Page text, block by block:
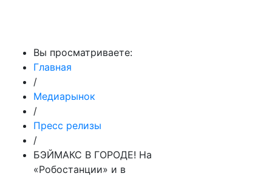
Вы просматриваете:
Главная
/
Медиарынок
/
Пресс релизы
/
БЭЙМАКС В ГОРОДЕ! На
«Робостанции» и в